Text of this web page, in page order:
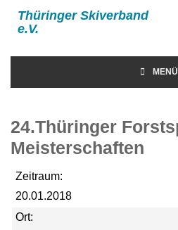
Thüringer Skiverband
e.V.
MENÜ
24.Thüringer
Meisterschaften
Zeitraum:
20.01.2018
Ort: